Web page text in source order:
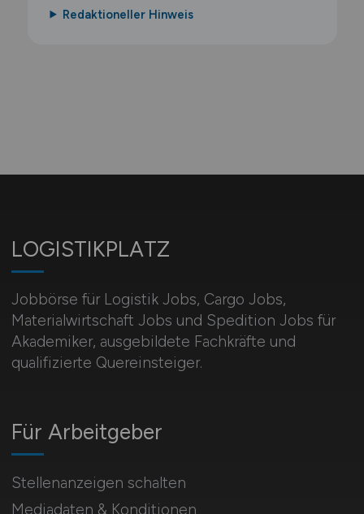
Redaktioneller Hinweis
LOGISTIKPLATZ
Jobbörse für Logistik Jobs, Cargo Jobs,
Materialwirtschaft Jobs und Spedition Jobs für
Akademiker, ausgebildete Fachkräfte und
qualifizierte Quereinsteiger.
Für Arbeitgeber
Stellenanzeigen schalten
Mediadaten & Konditionen